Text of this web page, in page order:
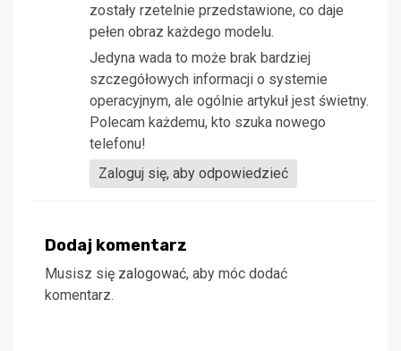
zostały rzetelnie przedstawione, co daje
pełen obraz każdego modelu.
Jedyna wada to może brak bardziej
szczegółowych informacji o systemie
operacyjnym, ale ogólnie artykuł jest świetny.
Polecam każdemu, kto szuka nowego
telefonu!
Zaloguj się, aby odpowiedzieć
Dodaj komentarz
Musisz się zalogować, aby móc dodać
komentarz.